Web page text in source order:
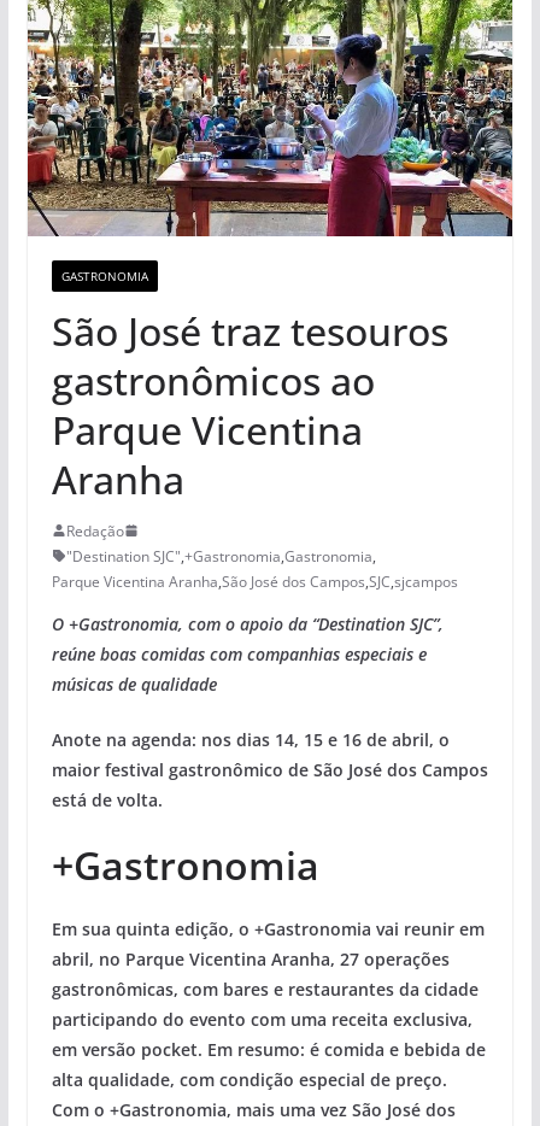
GASTRONOMIA
São José traz tesouros
gastronômicos ao
Parque Vicentina
Aranha
Redação
"Destination SJC",+Gastronomia,Gastronomia,
Parque Vicentina Aranha,São José dos Campos,SJC,sjcampos
O +Gastronomia, com o apoio da “Destination SJC”,
reúne boas comidas com companhias especiais e
músicas de qualidade
Anote na agenda: nos dias 14, 15 e 16 de abril, o
maior festival gastronômico de São José dos Campos
está de volta.
+Gastronomia
Em sua quinta edição, o +Gastronomia vai reunir em
abril, no Parque Vicentina Aranha, 27 operações
gastronômicas, com bares e restaurantes da cidade
participando do evento com uma receita exclusiva,
em versão pocket. Em resumo: é comida e bebida de
alta qualidade, com condição especial de preço.
Com o +Gastronomia, mais uma vez São José dos